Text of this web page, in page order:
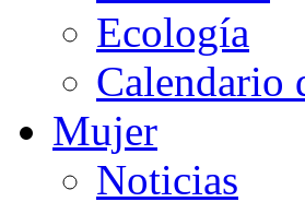
Ecología
Calendario
Mujer
Noticias